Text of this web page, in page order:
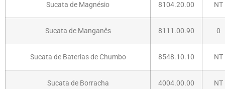
Sucata de Magnésio 8104.20.00 NT
Sucata de Manganês 8111.00.90 0
Sucata de Baterias de Chumbo 8548.10.10 NT
Sucata de Borracha 4004.00.00 NT